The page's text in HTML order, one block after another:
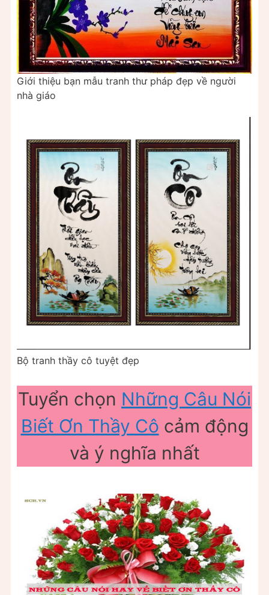
Giới thiệu bạn mẫu tranh thư pháp đẹp về người
nhà giáo
Bộ tranh thầy cô tuyệt đẹp
Tuyển chọn Những Câu Nói
Biết Ơn Thầy Cô cảm động
và ý nghĩa nhất